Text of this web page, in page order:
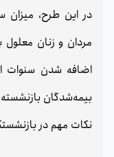
در این طرح، میزان
مردان و زنان
اضافه شدن سنوات
بیمه‌شدگان
نکات مهم در